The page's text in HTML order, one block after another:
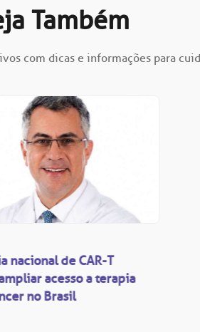
Também
com dicas e informações para
nacional de CAR-T
acesso a terapia
no Brasil